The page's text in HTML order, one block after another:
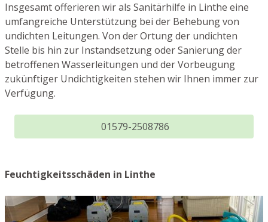
Insgesamt offerieren wir als Sanitärhilfe in Linthe eine
umfangreiche Unterstützung bei der Behebung von
undichten Leitungen. Von der Ortung der undichten
Stelle bis hin zur Instandsetzung oder Sanierung der
betroffenen Wasserleitungen und der Vorbeugung
zukünftiger Undichtigkeiten stehen wir Ihnen immer zur
Verfügung.
01579-2508786
Feuchtigkeitsschäden in Linthe